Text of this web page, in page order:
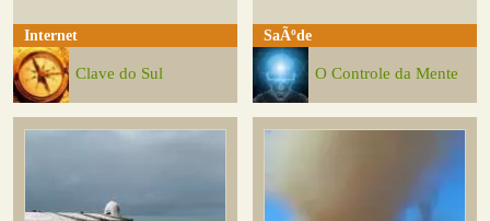
Internet
Clave do Sul
SaÃºde
O Controle da Mente